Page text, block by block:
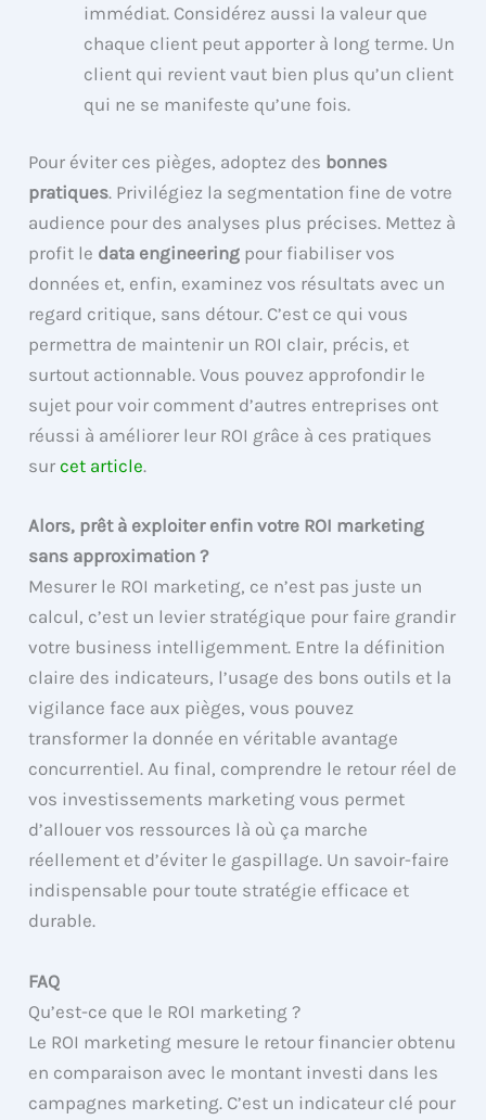
immédiat. Considérez aussi la valeur que
chaque client peut apporter à long terme. Un
client qui revient vaut bien plus qu’un client
qui ne se manifeste qu’une fois.
Pour éviter ces pièges, adoptez des bonnes
pratiques. Privilégiez la segmentation fine de votre
audience pour des analyses plus précises. Mettez à
profit le data engineering pour fiabiliser vos
données et, enfin, examinez vos résultats avec un
regard critique, sans détour. C’est ce qui vous
permettra de maintenir un ROI clair, précis, et
surtout actionnable. Vous pouvez approfondir le
sujet pour voir comment d’autres entreprises ont
réussi à améliorer leur ROI grâce à ces pratiques
surcet article.
Alors, prêt à exploiter enfin votre ROI marketing
sans approximation ?
Mesurer le ROI marketing, ce n’est pas juste un
calcul, c’est un levier stratégique pour faire grandir
votre business intelligemment. Entre la définition
claire des indicateurs, l’usage des bons outils et la
vigilance face aux pièges, vous pouvez
transformer la donnée en véritable avantage
concurrentiel. Au final, comprendre le retour réel de
vos investissements marketing vous permet
d’allouer vos ressources là où ça marche
réellement et d’éviter le gaspillage. Un savoir-faire
indispensable pour toute stratégie efficace et
durable.
FAQ
Qu’est-ce que le ROI marketing ?
Le ROI marketing mesure le retour financier obtenu
en comparaison avec le montant investi dans les
campagnes marketing. C’est un indicateur clé pour